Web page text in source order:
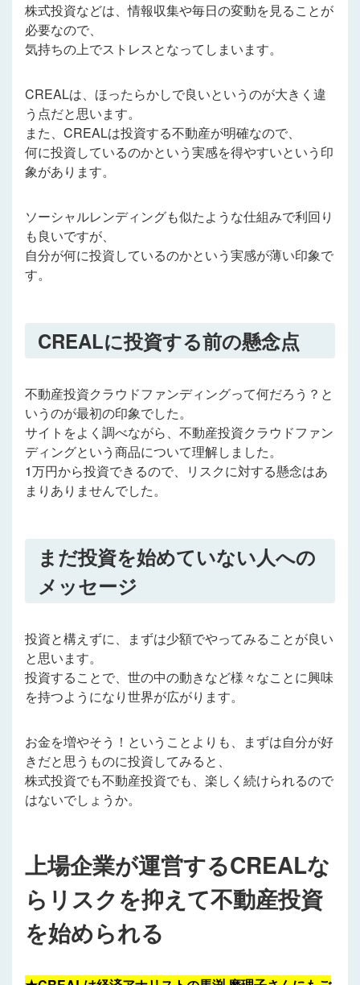
株式投資などは、情報収集や毎日の変動を見ることが
必要なので、
気持ちの上でストレスとなってしまいます。
CREALは、ほったらかしで良いというのが大きく違
う点だと思います。
また、CREALは投資する不動産が明確なので、
何に投資しているのかという実感を得やすいという印
象があります。
ソーシャルレンディングも似たような仕組みで利回り
も良いですが、
自分が何に投資しているのかという実感が薄い印象で
す。
CREALに投資する前の懸念点
不動産投資クラウドファンディングって何だろう？と
いうのが最初の印象でした。
サイトをよく調べながら、不動産投資クラウドファン
ディングという商品について理解しました。
1万円から投資できるので、リスクに対する懸念はあ
まりありませんでした。
まだ投資を始めていない人への
メッセージ
投資と構えずに、まずは少額でやってみることが良い
と思います。
投資することで、世の中の動きなど様々なことに興味
を持つようになり世界が広がります。
お金を増やそう！ということよりも、まずは自分が好
きだと思うものに投資してみると、
株式投資でも不動産投資でも、楽しく続けられるので
はないでしょうか。
上場企業が運営するCREALな
らリスクを抑えて不動産投資
を始められる